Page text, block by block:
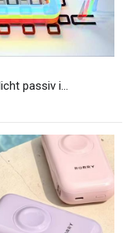
passiv i...